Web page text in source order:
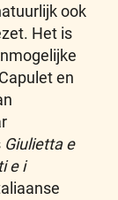
ook
Het is
en
Giulietta e
e i